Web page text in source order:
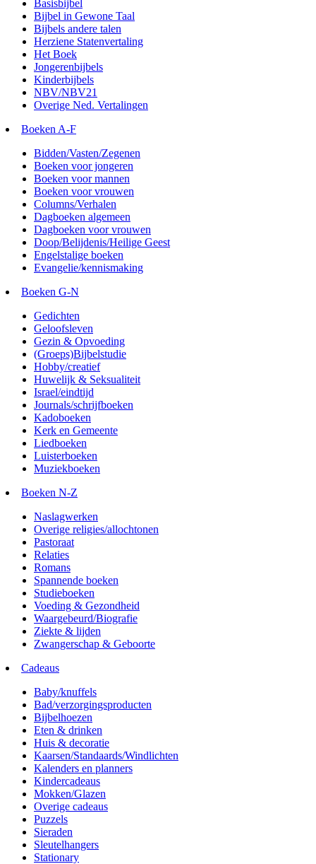
Basisbijbel
Bijbel in Gewone Taal
Bijbels andere talen
Herziene Statenvertaling
Het Boek
Jongerenbijbels
Kinderbijbels
NBV/NBV21
Overige Ned. Vertalingen
Boeken A-F
Bidden/Vasten/Zegenen
Boeken voor jongeren
Boeken voor mannen
Boeken voor vrouwen
Columns/Verhalen
Dagboeken algemeen
Dagboeken voor vrouwen
Doop/Belijdenis/Heilige Geest
Engelstalige boeken
Evangelie/kennismaking
Boeken G-N
Gedichten
Geloofsleven
Gezin & Opvoeding
(Groeps)Bijbelstudie
Hobby/creatief
Huwelijk & Seksualiteit
Israel/eindtijd
Journals/schrijfboeken
Kadoboeken
Kerk en Gemeente
Liedboeken
Luisterboeken
Muziekboeken
Boeken N-Z
Naslagwerken
Overige religies/allochtonen
Pastoraat
Relaties
Romans
Spannende boeken
Studieboeken
Voeding & Gezondheid
Waargebeurd/Biografie
Ziekte & lijden
Zwangerschap & Geboorte
Cadeaus
Baby/knuffels
Bad/verzorgingsproducten
Bijbelhoezen
Eten & drinken
Huis & decoratie
Kaarsen/Standaards/Windlichten
Kalenders en planners
Kindercadeaus
Mokken/Glazen
Overige cadeaus
Puzzels
Sieraden
Sleutelhangers
Stationary